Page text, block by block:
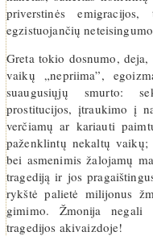
priverstinės
egzistuojančių
Greta tokio dosnumo,
vaikų „nepriima”,
suaugusiųjų smurto:
prostitucijos, įtraukimo į
verčiamų ar kariauti
paženklintų nekaltų vaikų;
bei asmenimis žalojamų
tragediją ir jos
rykštė palietė milijonus
gimimo. Žmonija negali
tragedijos akivaizdoje!